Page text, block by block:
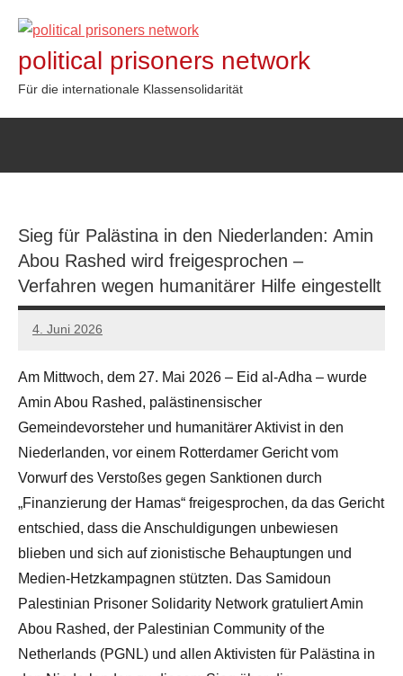
Inhalt
springen
political prisoners network
Für die internationale Klassensolidarität
Sieg für Palästina in den Niederlanden: Amin
Abou Rashed wird freigesprochen –
Verfahren wegen humanitärer Hilfe eingestellt
4. Juni 2026
network
Am Mittwoch, dem 27. Mai 2026 – Eid al-Adha – wurde
Amin Abou Rashed, palästinensischer
Gemeindevorsteher und humanitärer Aktivist in den
Niederlanden, vor einem Rotterdamer Gericht vom
Vorwurf des Verstoßes gegen Sanktionen durch
„Finanzierung der Hamas“ freigesprochen, da das Gericht
entschied, dass die Anschuldigungen unbewiesen
blieben und sich auf zionistische Behauptungen und
Medien-Hetzkampagnen stützten. Das Samidoun
Palestinian Prisoner Solidarity Network gratuliert Amin
Abou Rashed, der Palestinian Community of the
Netherlands (PGNL) und allen Aktivisten für Palästina in